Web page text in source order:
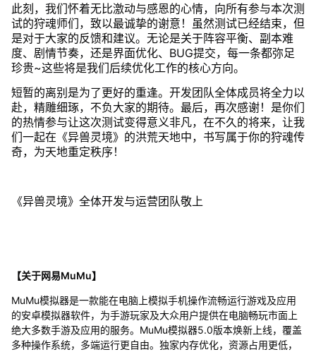
此刻，我们怀着无比激动与感恩的心情，向所有参与本次测
试的狩魂师们，致以最诚挚的谢意！虽然测试已经结束，但
是对于大家的反馈和建议。无论是关于阵容平衡、副本难
度、剧情节奏，还是界面优化、BUG提交，每一条都弥足
珍贵~这些将是我们后续优化工作的核心方向。
短暂的离别是为了更好的重逢。开发团队全体成员将全力以
赴，精雕细琢，不负大家的期待。最后，再次感谢！是你们
的热情参与让这次测试变得意义非凡，在不久的将来，让我
们一起在《异兽灵境》的洪荒天地中，书写属于你的狩魂传
奇，为天地重定秩序！
《异兽灵境》全体开发与运营团队敬上
【关于网易MuMu】
MuMu模拟器是一款能在电脑上模拟手机操作流畅运行游戏及应用
的安卓模拟器软件，为手游玩家及大众用户提供在电脑畅玩市面上
绝大多数手游及应用的服务。MuMu模拟器5.0版本焕新上线，覆盖
多种操作系统，多端运行更自由。独家内存优化，资源占用更低，